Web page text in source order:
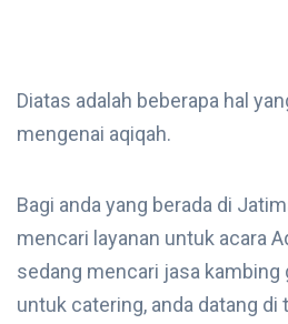
Diatas adalah beberapa hal
mengenai aqiqah.
Bagi anda yang berada di
mencari layanan untuk acara
sedang mencari jasa kambing
untuk catering, anda datang di